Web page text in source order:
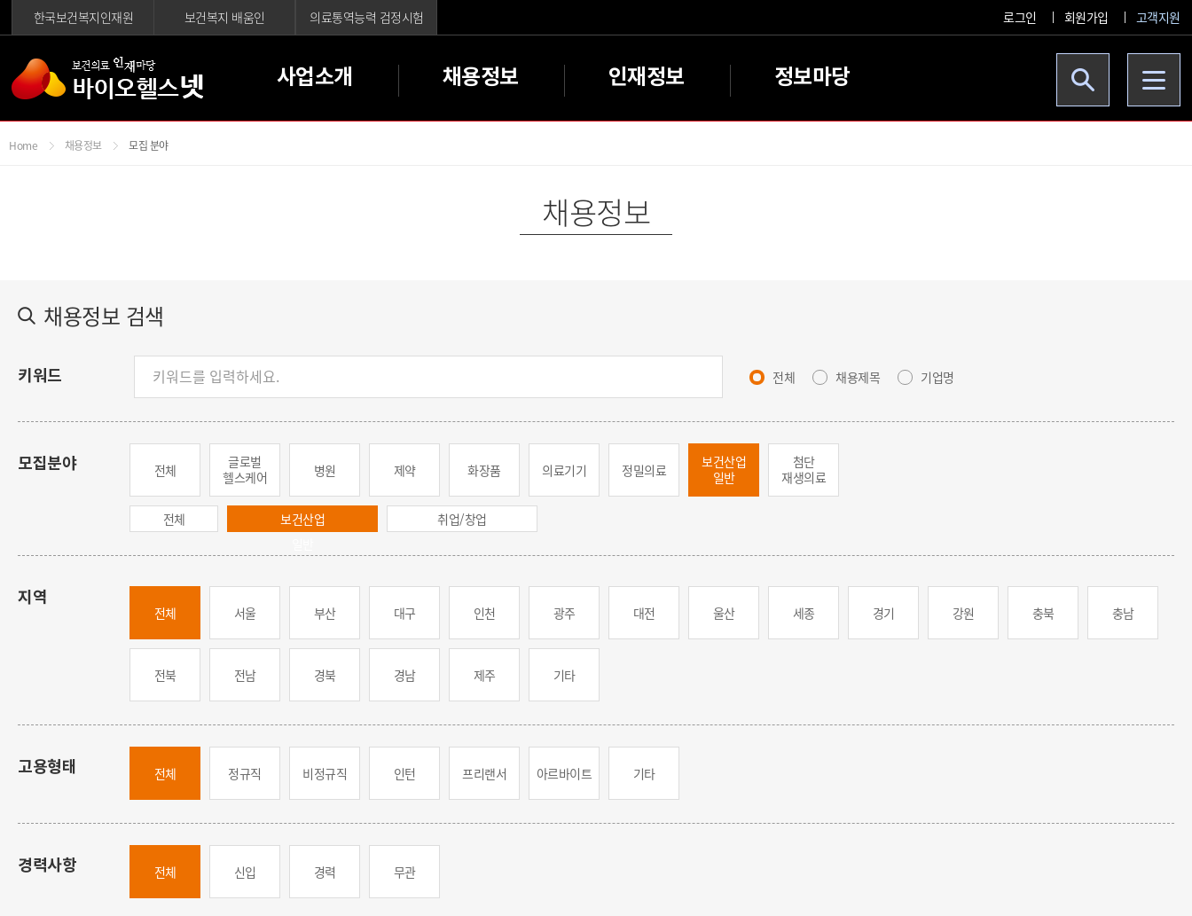
한국보건복지인재원 보건복지 배움인 의료통역능력 검정시험 로그인 회원가입 고객지원
사업소개 채용정보 인재정보 정보마당
Home 채용정보 모집 분야
채용정보
채용정보 검색
키워드 전체 채용제목 기업명
모집분야 전체
글로벌
헬스케어
병원 제약 화장품 의료기기 정밀의료
보건산업
일반
첨단
재생의료
전체
보건산업
취업/창업
지역
전체 서울 부산 대구 인천 광주 대전 울산 세종 경기 강원 충북 충남
전북 전남 경북 경남 제주 기타
고용형태 전체 정규직 비정규직 인턴 프리랜서 아르바이트 기타
경력사항 전체 신입 경력 무관